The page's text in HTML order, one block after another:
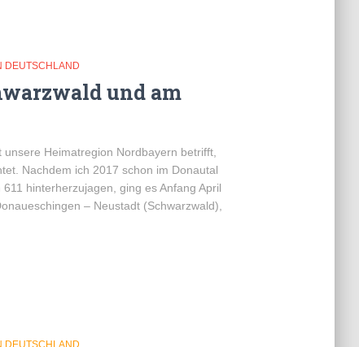
DEUTSCHLAND
und am
Heimatregion Nordbayern betrifft,
Nachdem ich 2017 schon im Donautal
hinterherzujagen, ging es Anfang April
– Neustadt (Schwarzwald),
DEUTSCHLAND